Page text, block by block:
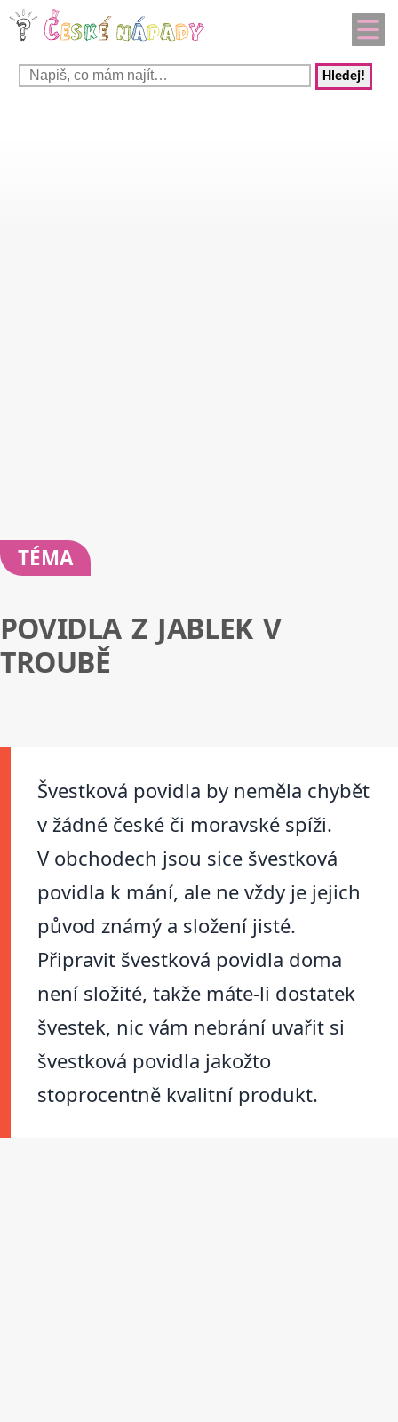
Hledej!
TÉMA
POVIDLA Z JABLEK V
TROUBĚ
Švestková povidla by neměla chybět
v žádné české či moravské spíži.
V obchodech jsou sice švestková
povidla k mání, ale ne vždy je jejich
původ známý a složení jisté.
Připravit švestková povidla doma
není složité, takže máte-li dostatek
švestek, nic vám nebrání uvařit si
švestková povidla jakožto
stoprocentně kvalitní produkt.